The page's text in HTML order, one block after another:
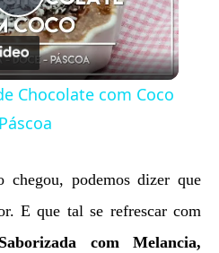
Play
Video
Chocolate com Coco
E que tal se refrescar com
com Melancia,